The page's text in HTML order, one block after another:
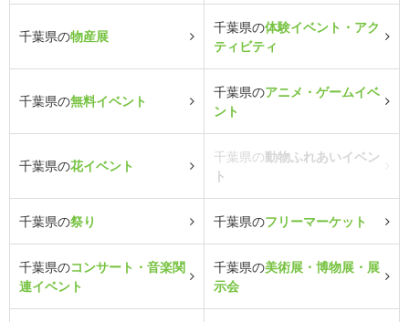
千葉県の物産展
千葉県の体験イベント・アク
ティビティ
千葉県の無料イベント
千葉県のアニメ・ゲームイベ
ント
千葉県の花イベント
千葉県の動物ふれあいイベン
ト
千葉県の祭り 千葉県のフリーマーケット
千葉県のコンサート・音楽関
連イベント
千葉県の美術展・博物展・展
示会